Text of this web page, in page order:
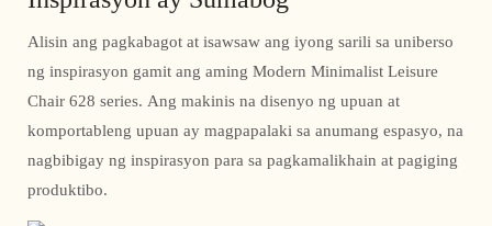
Alisin ang pagkabagot at isawsaw ang iyong sarili sa uniberso
ng inspirasyon gamit ang aming Modern Minimalist Leisure
Chair 628 series. Ang makinis na disenyo ng upuan at
komportableng upuan ay magpapalaki sa anumang espasyo, na
nagbibigay ng inspirasyon para sa pagkamalikhain at pagiging
produktibo.